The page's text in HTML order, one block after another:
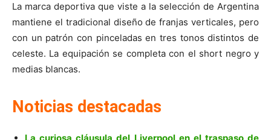
La marca deportiva que viste a la selección de Argentina
mantiene el tradicional diseño de franjas verticales, pero
con un patrón con pinceladas en tres tonos distintos de
celeste. La equipación se completa con el short negro y
medias blancas.
Noticias destacadas